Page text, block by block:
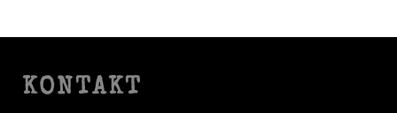
KONTAKT